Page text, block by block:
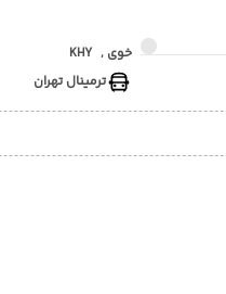
خوی , KHY
ترمینال تهران